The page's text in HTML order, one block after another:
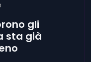
gli
sta già